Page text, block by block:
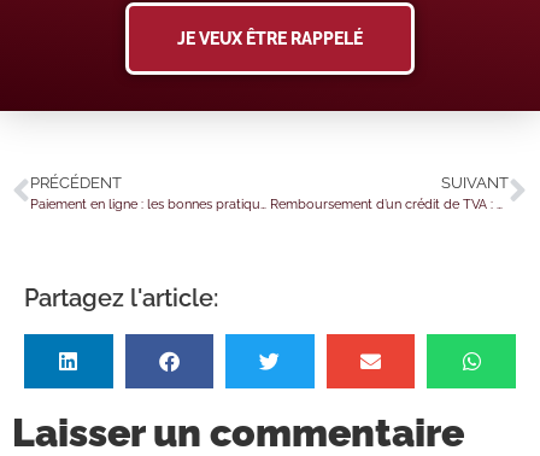
JE VEUX ÊTRE RAPPELÉ
PRÉCÉDENT SUIVANT
Partagez l'article:
Laisser un commentaire